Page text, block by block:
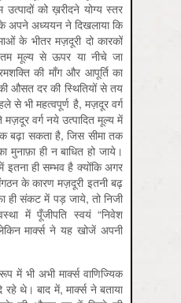
को ख़रीदने योग्य स्तर
के अपने अध्ययन ने दिखलाया कि
के भीतर मज़दूरी दो कारकों
मूल्य से ऊपर या नीचे जा
की माँग और आपूर्ति का
औसत दर की स्थितियों से तय
से भी महत्वपूर्ण है, मज़दूर वर्ग
मज़दूर वर्ग नये उत्पादित मूल्य में
बढ़ा सकता है, जिस सीमा तक
ही न बाधित हो जाये।
इतना ही सम्भव है क्योंकि अगर
के कारण मज़दूरी इतनी बढ़
ही संकट में पड़ जाये, तो निजी
में पूँजीपति स्वयं “निवेश
मार्क्स ने यह खोजें अपनी
भी अभी मार्क्स वाणिज्यिक
थे। बाद में, मार्क्स ने बताया